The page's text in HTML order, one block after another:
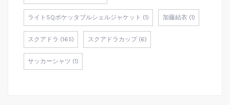
ライトSQポケッタブルシェルジャケット (1) 加藤結衣 (1)
スクアドラ (165) スクアドラカップ (6)
サッカーシャツ (1)